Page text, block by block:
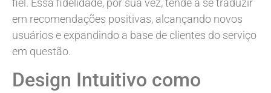
fiel. Essa fidelidade, por sua vez, tende a se traduzir
em recomendações positivas, alcançando novos
usuários e expandindo a base de clientes do serviço
em questão.
Design Intuitivo como